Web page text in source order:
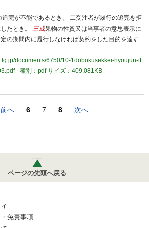
完が不能であるとき。 二受注者が履行の追完を拒
たとき。 三成果物の性質又は当事者の意思表示に
の期間内に履行しなければ契約をした目的を達す
documents/6750/10-1dobokusekkei-hyoujun-it
種別：pdfサイズ：409.081KB
前へ 6 7 8 次へ
ページの先頭へ戻る
免責事項